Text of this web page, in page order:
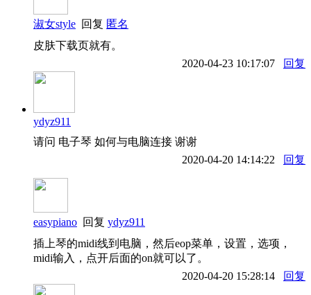
淑女style 回复 匿名
皮肤下载页就有。
2020-04-23 10:17:07
回复
ydyz911
请问 电子琴 如何与电脑连接 谢谢
2020-04-20 14:14:22
回复
easypiano 回复 ydyz911
插上琴的midi线到电脑，然后eop菜单，设置，选项，
midi输入，点开后面的on就可以了。
2020-04-20 15:28:14
回复